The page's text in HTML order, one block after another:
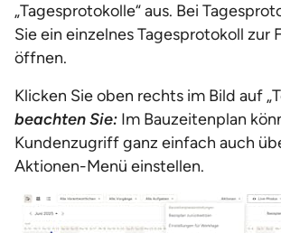
„Tagesprotokolle“ aus. Bei
Sie ein einzelnes Tagesprotokoll zur
öffnen.
Klicken Sie oben rechts im Bild auf
beachten Sie: Im Bauzeitenplan
Kundenzugriff ganz einfach auch
Aktionen-Menü einstellen.